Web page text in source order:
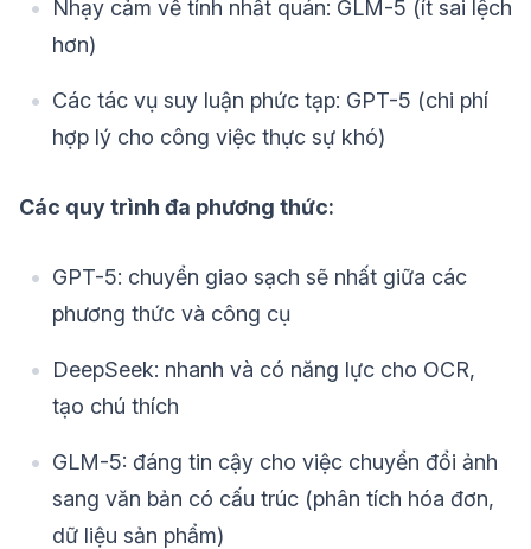
Nhạy cảm về tính nhất quán: GLM-5 (ít sai lệch
hơn)
Các tác vụ suy luận phức tạp: GPT-5 (chi phí
hợp lý cho công việc thực sự khó)
Các quy trình đa phương thức:
GPT-5: chuyển giao sạch sẽ nhất giữa các
phương thức và công cụ
DeepSeek: nhanh và có năng lực cho OCR,
tạo chú thích
GLM-5: đáng tin cậy cho việc chuyển đổi ảnh
sang văn bản có cấu trúc (phân tích hóa đơn,
dữ liệu sản phẩm)